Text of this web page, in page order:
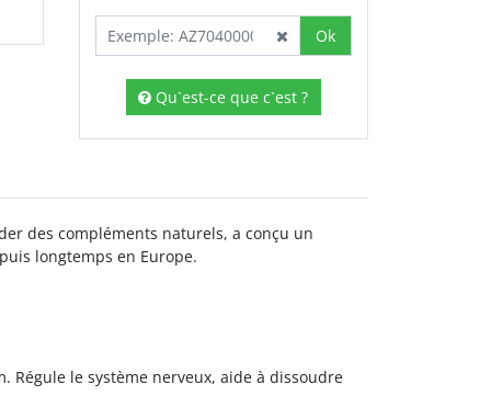
Ok
Qu`est-ce que c`est ?
17,00 €
des compléments naturels, a conçu un
longtemps en Europe.
Régule le système nerveux, aide à dissoudre